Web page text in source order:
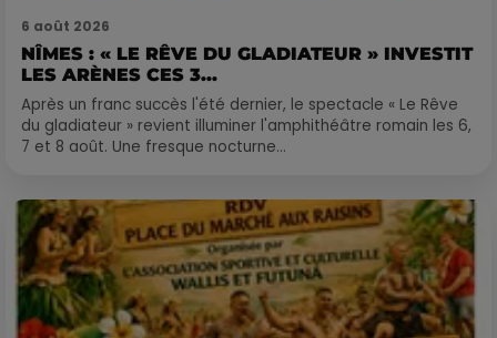
6 août 2026
NÎMES : « LE RÊVE DU GLADIATEUR » INVESTIT
LES ARÈNES CES 3...
Après un franc succès l'été dernier, le spectacle « Le Rêve
du gladiateur » revient illuminer l'amphithéâtre romain les 6,
7 et 8 août. Une fresque nocturne...